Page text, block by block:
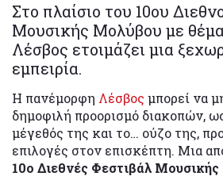
Στο πλαίσιο του 10ου
Μουσικής Μολύβου με θέμα
Λέσβος ετοιμάζει μια
εμπειρία.
Η πανέμορφη Λέσβος μπορεί να
δημοφιλή προορισμό διακοπών,
μέγεθός της και το… ούζο της,
επιλογές στον επισκέπτη. Μια
10ο Διεθνές Φεστιβάλ